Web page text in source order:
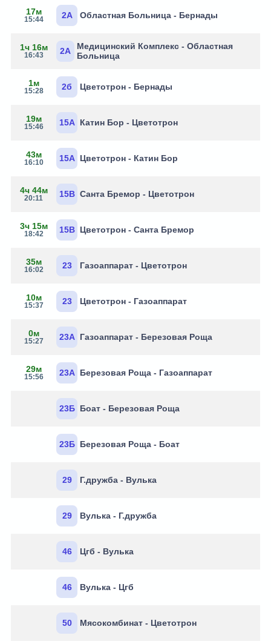
17м
15:44 2А Областная Больница - Бернады
1ч 16м
16:43 2А
Медицинский Комплекс - Областная
Больница
1м
15:28 2б Цветотрон - Бернады
19м
15:46 15А Катин Бор - Цветотрон
43м
16:10 15А Цветотрон - Катин Бор
4ч 44м
20:11 15В Санта Бремор - Цветотрон
3ч 15м
18:42 15В Цветотрон - Санта Бремор
35м
16:02 23 Газоаппарат - Цветотрон
10м
15:37 23 Цветотрон - Газоаппарат
0м
15:27 23А Газоаппарат - Березовая Роща
29м
15:56 23А Березовая Роща - Газоаппарат
23Б Боат - Березовая Роща
23Б Березовая Роща - Боат
29 Г.дружба - Вулька
29 Вулька - Г.дружба
46 Цгб - Вулька
46 Вулька - Цгб
50 Мясокомбинат - Цветотрон